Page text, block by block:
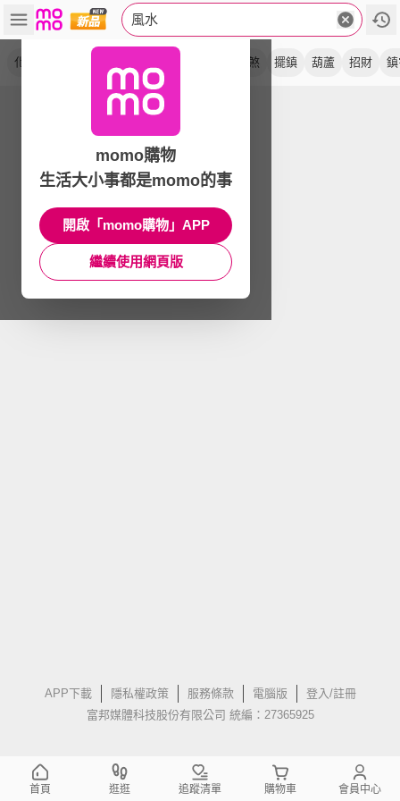
風水
化煞 鎮煞 擺鎮 葫蘆 招財
APP下載 隱私權政策 服務條款 電腦版
登入/註冊
富邦媒體科技股份有限公司 統編：27365925
momo購物
生活大小事都是momo的事
開啟「momo購物」APP
繼續使用網頁版
首頁 逛逛 追蹤清單 購物車 會員中心